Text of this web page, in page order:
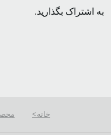
به اشتراک بگذارید.
خانه